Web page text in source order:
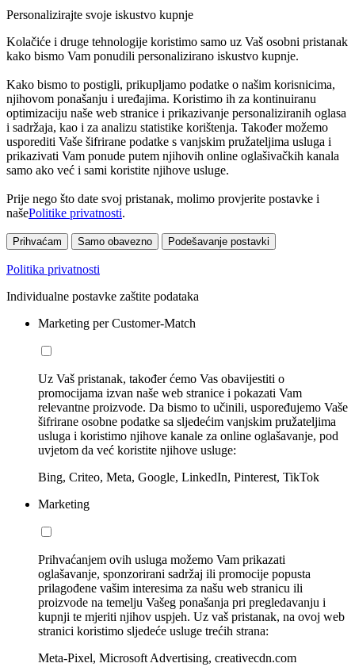
Personalizirajte svoje iskustvo kupnje
Kolačiće i druge tehnologije koristimo samo uz Vaš osobni pristanak
kako bismo Vam ponudili personalizirano iskustvo kupnje.
Kako bismo to postigli, prikupljamo podatke o našim korisnicima,
njihovom ponašanju i uređajima. Koristimo ih za kontinuiranu
optimizaciju naše web stranice i prikazivanje personaliziranih oglasa
i sadržaja, kao i za analizu statistike korištenja. Također možemo
usporediti Vaše šifrirane podatke s vanjskim pružateljima usluga i
prikazivati Vam ponude putem njihovih online oglašivačkih kanala
samo ako već i sami koristite njihove usluge.
Prije nego što date svoj pristanak, molimo provjerite postavke i
našePolitike privatnosti.
Prihvaćam Samo obavezno Podešavanje postavki
Politika privatnosti
Individualne postavke zaštite podataka
Marketing per Customer-Match
Uz Vaš pristanak, također ćemo Vas obavijestiti o
promocijama izvan naše web stranice i pokazati Vam
relevantne proizvode. Da bismo to učinili, uspoređujemo Vaše
šifrirane osobne podatke sa sljedećim vanjskim pružateljima
usluga i koristimo njihove kanale za online oglašavanje, pod
uvjetom da već koristite njihove usluge:
Bing, Criteo, Meta, Google, LinkedIn, Pinterest, TikTok
Marketing
Prihvaćanjem ovih usluga možemo Vam prikazati
oglašavanje, sponzorirani sadržaj ili promocije popusta
prilagođene vašim interesima za našu web stranicu ili
proizvode na temelju Vašeg ponašanja pri pregledavanju i
kupnji te mjeriti njihov uspjeh. Uz vaš pristanak, na ovoj web
stranici koristimo sljedeće usluge trećih strana:
Meta-Pixel, Microsoft Advertising, creativecdn.com